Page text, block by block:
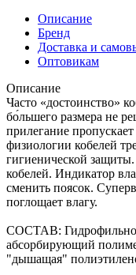
Описание
Бренд
Доставка и
Оптовикам
Описание
Часто «достоинство»
бо́льшего размера не
прилегание
физиологии кобелей
гигиенической
кобелей. Индикатор
сменить поясок.
поглощает влагу.
СОСТАВ:
абсорбирующий
"дышащая"